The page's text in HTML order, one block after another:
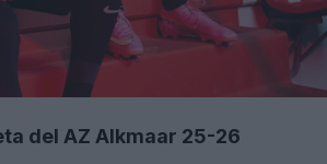
del AZ Alkmaar 25-26